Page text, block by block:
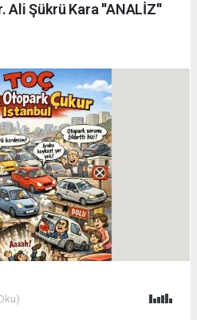
Ali Şükrü Kara ''ANALİZ''